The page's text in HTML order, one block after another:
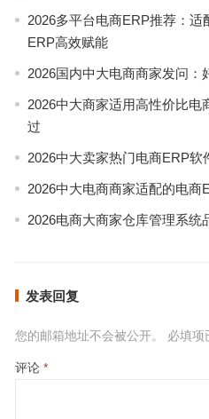
2026多平台电商ERP推荐：
ERP高效赋能
2026国内中大电商商家发问：
2026中大商家适用高性价比
过
2026中大卖家热门电商ERP
2026中大电商商家适配的电商
2026电商大商家仓库管理系统
发表回复
您的邮箱地址不会被公开。 必填项
评论 *